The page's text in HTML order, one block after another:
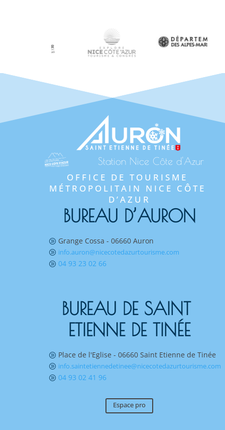
Station Nice Côte d'Azur
OFFICE DE TOURISME
MÉTROPOLITAIN NICE CÔTE
D’AZUR
BUREAU D’AURON
A Grange Cossa - 06660 Auron
A info.auron@nicecotedazurtourisme.com
A 04 93 23 02 66
BUREAU DE SAINT
ETIENNE DE TINÉE
A Place de l'Eglise - 06660 Saint Etienne de Tinée
A info.saintetiennedetinee@nicecotedazurtourisme.com
A 04 93 02 41 96
Espace pro